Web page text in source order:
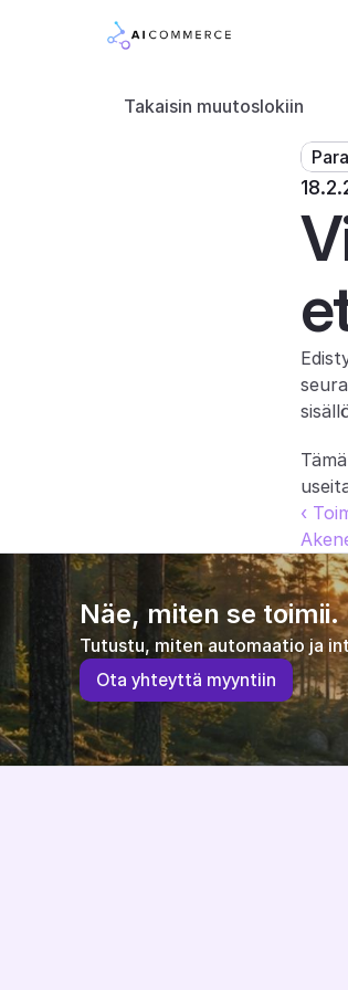
Takaisin muutoslokiin
‹
Näe, miten se toimii.
Tutustu, miten automaatio ja
Ota yhteyttä myyntiin